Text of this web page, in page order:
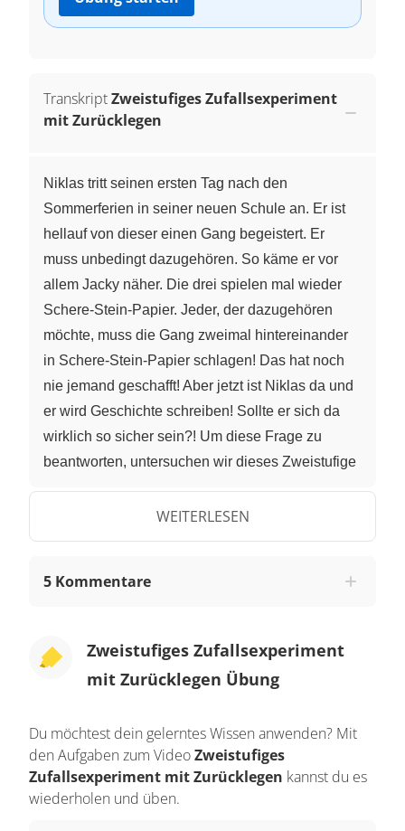
TranskriptZweistufiges Zufallsexperiment
mit Zurücklegen
Niklas tritt seinen ersten Tag nach den
Sommerferien in seiner neuen Schule an. Er ist
hellauf von dieser einen Gang begeistert. Er
muss unbedingt dazugehören. So käme er vor
allem Jacky näher. Die drei spielen mal wieder
Schere-Stein-Papier. Jeder, der dazugehören
möchte, muss die Gang zweimal hintereinander
in Schere-Stein-Papier schlagen! Das hat noch
nie jemand geschafft! Aber jetzt ist Niklas da und
er wird Geschichte schreiben! Sollte er sich da
wirklich so sicher sein?! Um diese Frage zu
beantworten, untersuchen wir dieses Zweistufige
zu verstehen ist, schauen wir uns am
Urnenmodell an. Dabei handelt sich um einen
nämlich verschiedenen Kugeln. Im ersten Schritt
Kugel wird im Experiment -mit Zurücklegen-
direkt nach dem Ziehen wieder in die Urne
Experiment zweimal. Alle zweistufigen
Zufallsexperimente "mit Zurücklegen" können
dazu analog betrachtet werden. - Ebenso unser
WEITERLESEN
5 Kommentare
Zweistufiges Zufallsexperiment
mit Zurücklegen Übung
Du möchtest dein gelerntes Wissen anwenden? Mit
den Aufgaben zum VideoZweistufiges
Zufallsexperiment mit Zurücklegen kannst du es
wiederholen und üben.